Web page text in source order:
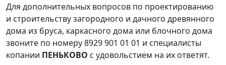
Для дополнительных вопросов по проектированию
и строительству загородного и дачного древянного
дома из бруса, каркасного дома или блочного дома
звоните по номеру 8929 901 01 01 и специалисты
копании ПЕНЬКОВО с удовольстием на их ответят.